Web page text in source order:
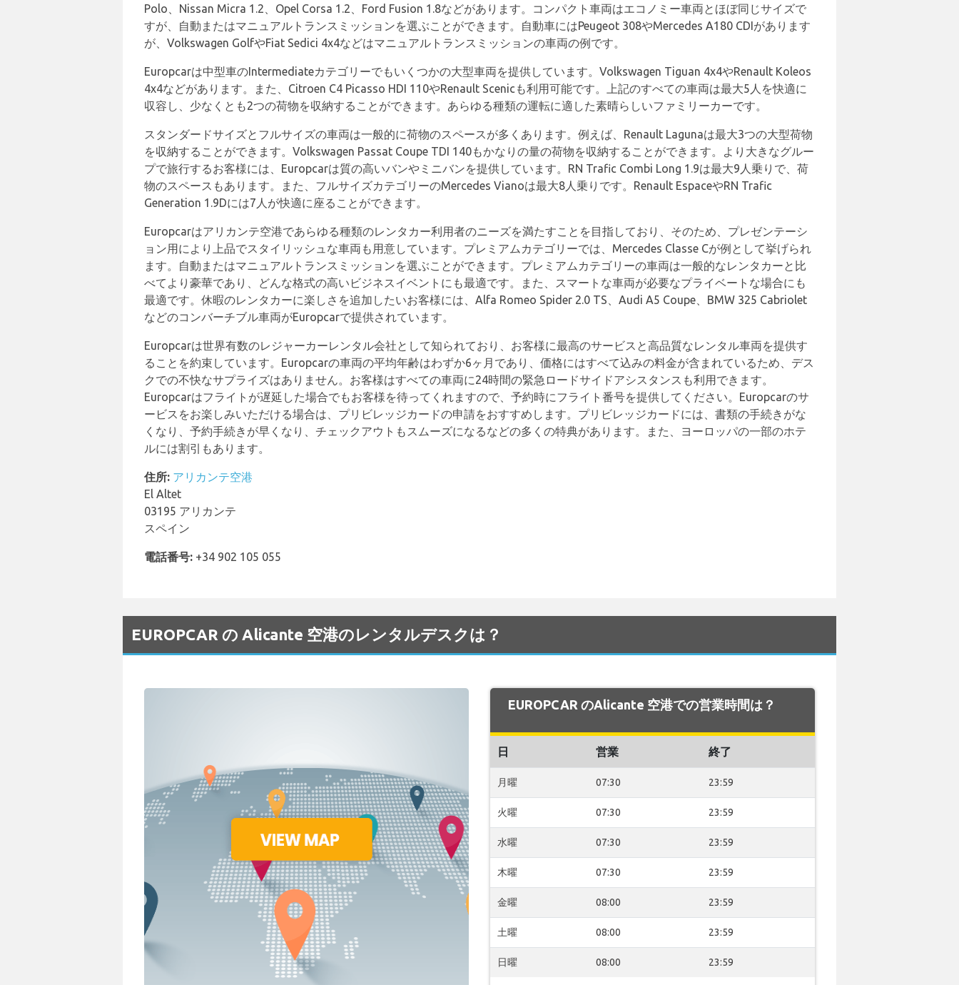
Polo、Nissan Micra 1.2、Opel Corsa 1.2、Ford Fusion 1.8などがあります。コンパクト車両はエコノミー車両とほぼ同じサイズで
すが、自動またはマニュアルトランスミッションを選ぶことができます。自動車にはPeugeot 308やMercedes A180 CDIがあります
が、Volkswagen GolfやFiat Sedici 4x4などはマニュアルトランスミッションの車両の例です。
Europcarは中型車のIntermediateカテゴリーでもいくつかの大型車両を提供しています。Volkswagen Tiguan 4x4やRenault Koleos
4x4などがあります。また、Citroen C4 Picasso HDI 110やRenault Scenicも利用可能です。上記のすべての車両は最大5人を快適に
収容し、少なくとも2つの荷物を収納することができます。あらゆる種類の運転に適した素晴らしいファミリーカーです。
スタンダードサイズとフルサイズの車両は一般的に荷物のスペースが多くあります。例えば、Renault Lagunaは最大3つの大型荷物
を収納することができます。Volkswagen Passat Coupe TDI 140もかなりの量の荷物を収納することができます。より大きなグルー
プで旅行するお客様には、Europcarは質の高いバンやミニバンを提供しています。RN Trafic Combi Long 1.9は最大9人乗りで、荷
物のスペースもあります。また、フルサイズカテゴリーのMercedes Vianoは最大8人乗りです。Renault EspaceやRN Trafic
Generation 1.9Dには7人が快適に座ることができます。
Europcarはアリカンテ空港であらゆる種類のレンタカー利用者のニーズを満たすことを目指しており、そのため、プレゼンテーシ
ョン用により上品でスタイリッシュな車両も用意しています。プレミアムカテゴリーでは、Mercedes Classe Cが例として挙げられ
ます。自動またはマニュアルトランスミッションを選ぶことができます。プレミアムカテゴリーの車両は一般的なレンタカーと比
べてより豪華であり、どんな格式の高いビジネスイベントにも最適です。また、スマートな車両が必要なプライベートな場合にも
最適です。休暇のレンタカーに楽しさを追加したいお客様には、Alfa Romeo Spider 2.0 TS、Audi A5 Coupe、BMW 325 Cabriolet
などのコンバーチブル車両がEuropcarで提供されています。
Europcarは世界有数のレジャーカーレンタル会社として知られており、お客様に最高のサービスと高品質なレンタル車両を提供す
ることを約束しています。Europcarの車両の平均年齢はわずか6ヶ月であり、価格にはすべて込みの料金が含まれているため、デス
クでの不快なサプライズはありません。お客様はすべての車両に24時間の緊急ロードサイドアシスタンスも利用できます。
Europcarはフライトが遅延した場合でもお客様を待ってくれますので、予約時にフライト番号を提供してください。Europcarのサ
ービスをお楽しみいただける場合は、プリビレッジカードの申請をおすすめします。プリビレッジカードには、書類の手続きがな
くなり、予約手続きが早くなり、チェックアウトもスムーズになるなどの多くの特典があります。また、ヨーロッパの一部のホテ
ルには割引もあります。
住所: アリカンテ空港
El Altet
03195 アリカンテ
スペイン
電話番号: +34 902 105 055
EUROPCAR の Alicante 空港のレンタルデスクは？
EUROPCAR のAlicante 空港での営業時間は？
日 営業 終了
月曜 07:30 23:59
火曜 07:30 23:59
水曜 07:30 23:59
木曜 07:30 23:59
金曜 08:00 23:59
土曜 08:00 23:59
日曜 08:00 23:59